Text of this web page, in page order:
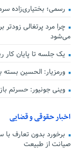
رسمی؛ بختیاری‌زاده
چرا مرد پرتغالی
می‌شود
یک جلسه تا پایان کار
ورمزیار: الحسین
وینی جونیور: حسرتم
اخبار حقوقی و قضایی
برخورد بدون تعارف
صیانت از طبیعت